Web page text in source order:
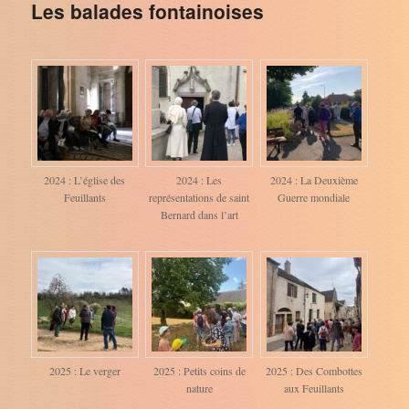
Les balades fontainoises
2024 : L’église des
Feuillants
2024 : Les
représentations de saint
Bernard dans l’art
2024 : La Deuxième
Guerre mondiale
2025 : Le verger
2025 : Petits coins de
nature
2025 : Des Combottes
aux Feuillants